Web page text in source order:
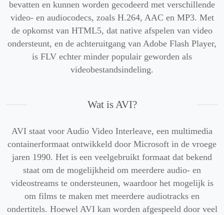
bevatten en kunnen worden gecodeerd met verschillende
video- en audiocodecs, zoals H.264, AAC en MP3. Met
de opkomst van HTML5, dat native afspelen van video
ondersteunt, en de achteruitgang van Adobe Flash Player,
is FLV echter minder populair geworden als
videobestandsindeling.
Wat is AVI?
AVI staat voor Audio Video Interleave, een multimedia
containerformaat ontwikkeld door Microsoft in de vroege
jaren 1990. Het is een veelgebruikt formaat dat bekend
staat om de mogelijkheid om meerdere audio- en
videostreams te ondersteunen, waardoor het mogelijk is
om films te maken met meerdere audiotracks en
ondertitels. Hoewel AVI kan worden afgespeeld door veel